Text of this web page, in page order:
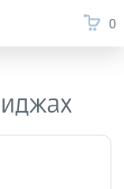
0